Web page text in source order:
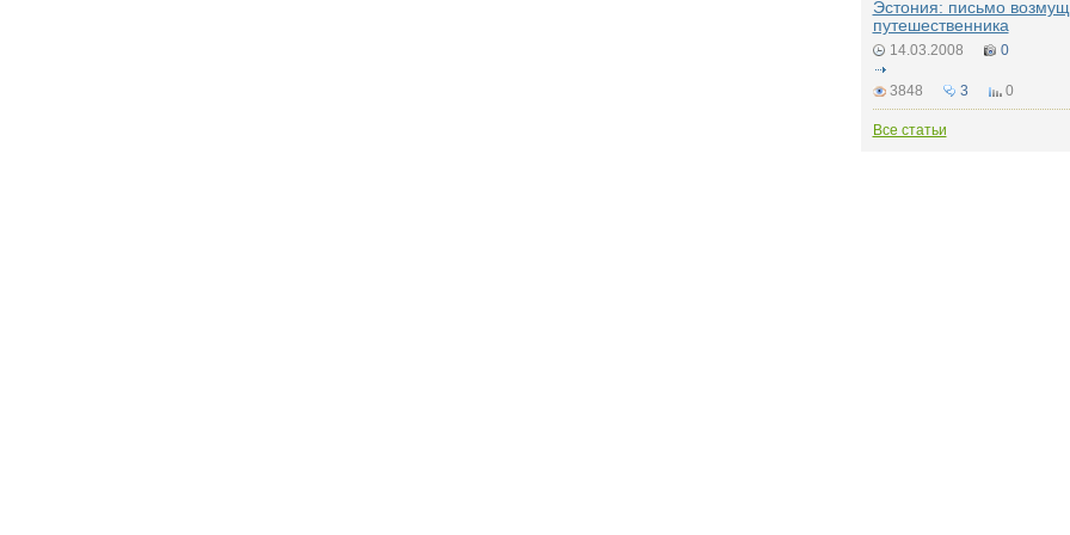
Эстония: письмо
путешественника
14.03.2008 0
3848 3 0
Все статьи